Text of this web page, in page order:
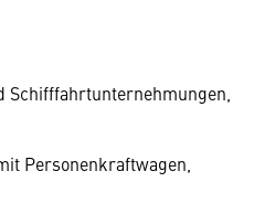
Personenkraftwagen,